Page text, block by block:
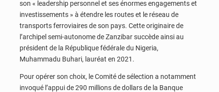
son « leadership personnel et ses énormes engagements et
investissements » à étendre les routes et le réseau de
transports ferroviaires de son pays. Cette originaire de
l’archipel semi-autonome de Zanzibar succède ainsi au
président de la République fédérale du Nigeria,
Muhammadu Buhari, lauréat en 2021.
Pour opérer son choix, le Comité de sélection a notamment
invoqué l’appui de 290 millions de dollars de la Banque